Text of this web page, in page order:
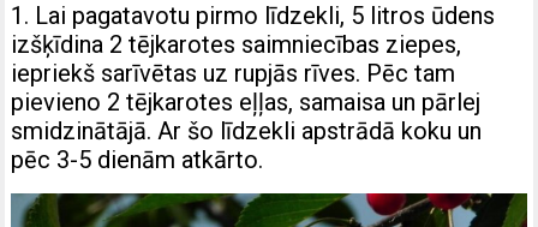
1. Lai pagatavotu pirmo līdzekli, 5 litros ūdens
izšķīdina 2 tējkarotes saimniecības ziepes,
iepriekš sarīvētas uz rupjās rīves. Pēc tam
pievieno 2 tējkarotes eļļas, samaisa un pārlej
smidzinātājā. Ar šo līdzekli apstrādā koku un
pēc 3-5 dienām atkārto.